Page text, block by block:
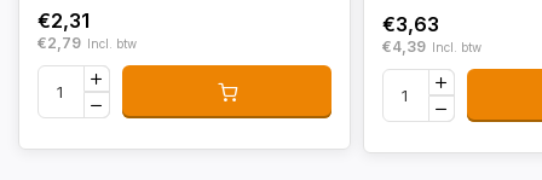
€2,31
€2,79 Incl. btw
€3,63
€4,39 Incl. btw